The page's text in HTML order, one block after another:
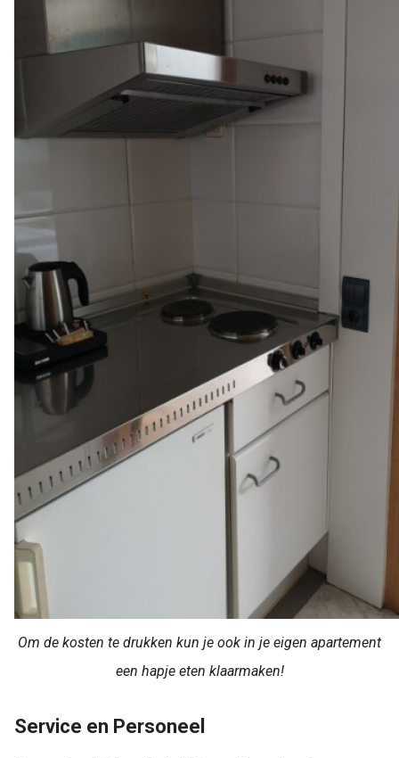
Om de kosten te drukken kun je ook in je eigen apartement
een hapje eten klaarmaken!
Service en Personeel